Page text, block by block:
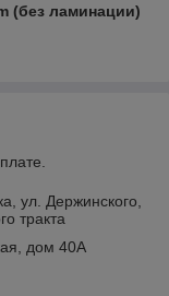
(без ламинации)
ул. Держинского,
тракта
дом 40А